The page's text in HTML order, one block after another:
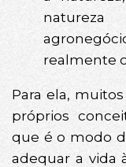
realmente
Para ela,
próprios
que é o modo
adequar a vida